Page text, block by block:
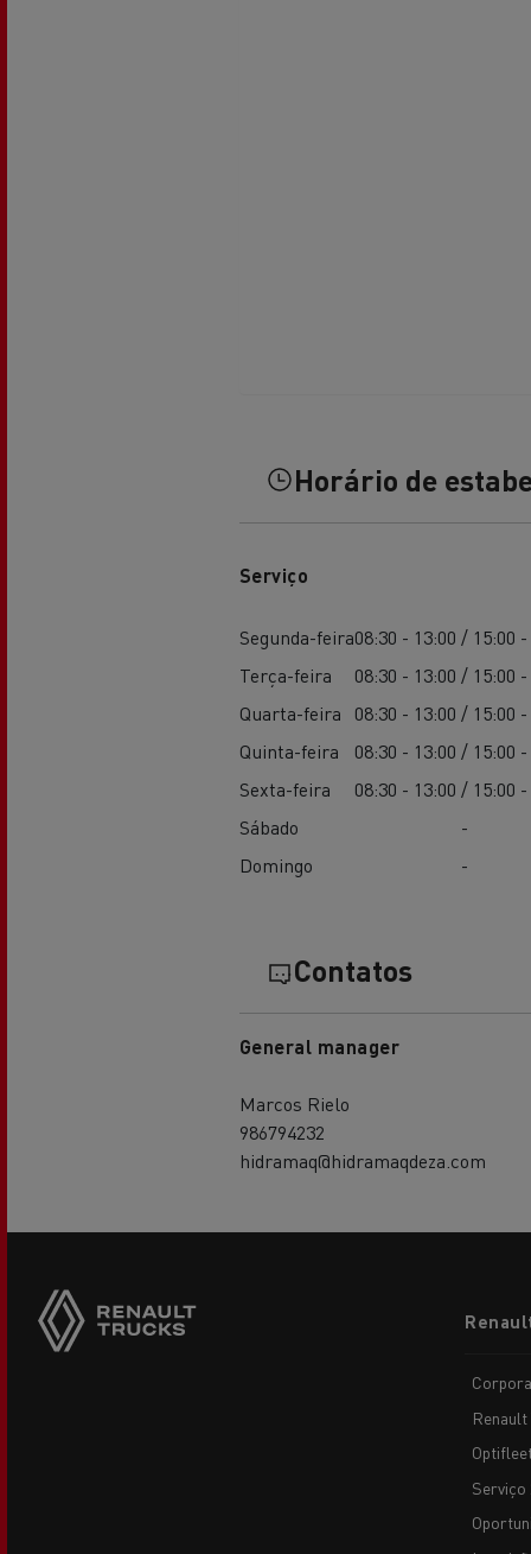
Horário de
Serviço
Segunda-feira08:30 - 13:00 / 15:00 -
Terça-feira
08:30 - 13:00 / 15:00 -
Quarta-feira
08:30 - 13:00 / 15:00 -
Quinta-feira
08:30 - 13:00 / 15:00 -
Sexta-feira
08:30 - 13:00 / 15:00 -
Sábado
-
Domingo
-
Contatos
General manager
Marcos Rielo
986794232
hidramaq@hidramaqdeza.com
menu
Serviço